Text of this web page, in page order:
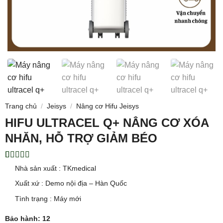
Trang chủ / Jeisys / Nâng cơ Hifu Jeisys
HIFU ULTRACEL Q+ NÂNG CƠ XÓA
NHĂN, HỖ TRỢ GIẢM BÉO
5.00trên 5
đánh giá
Nhà sản xuất : TKmedical
Xuất xứ : Demo nội địa – Hàn Quốc
Tình trạng : Máy mới
Bảo hành: 12